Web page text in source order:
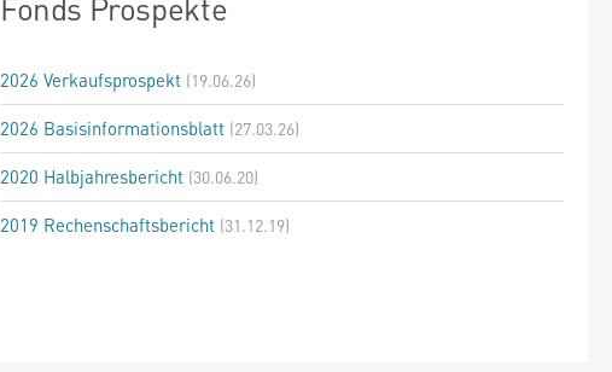
2026 Verkaufsprospekt (19.06.26)
2026 Basisinformationsblatt (27.03.26)
2020 Halbjahresbericht (30.06.20)
2019 Rechenschaftsbericht (31.12.19)